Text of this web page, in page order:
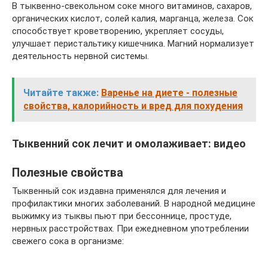
В тыквенно-свекольном соке много витаминов, сахаров,
органических кислот, солей калия, марганца, железа. Сок
способствует кроветворению, укрепляет сосуды,
улучшает перистальтику кишечника. Магний нормализует
деятельность нервной системы.
Читайте также: Варенье на диете - полезные
свойства, калорийность и вред для похудения
Тыквенний сок лечит и омолаживает: видео
Полезные свойства
Тыквенный сок издавна применялся для лечения и
профилактики многих заболеваний. В народной медицине
выжимку из тыквы пьют при бессоннице, простуде,
нервных расстройствах. При ежедневном употреблении
свежего сока в организме: